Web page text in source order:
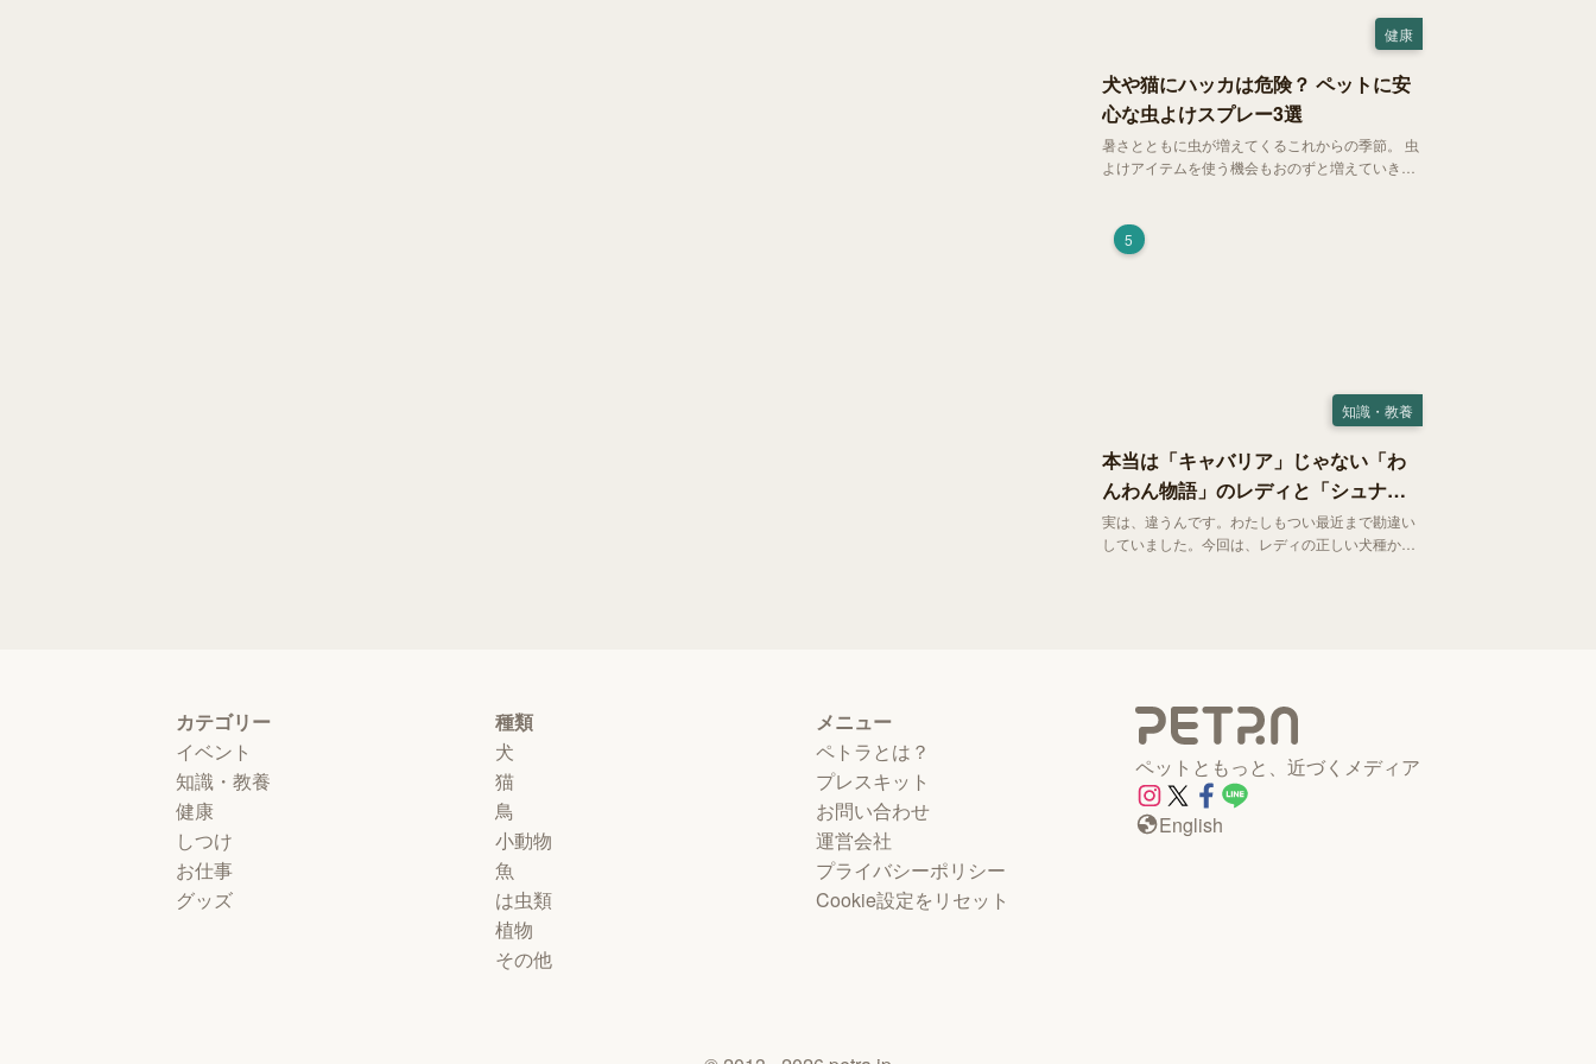
健康
犬や猫にハッカは危険？ ペットに安
心な虫よけスプレー3選
暑さとともに虫が増えてくるこれからの季節。 虫
よけアイテムを使う機会もおのずと増えていきま
健康には悪影響 だということはご存知ですか？
5
知識・教養
本当は「キャバリア」じゃない「わ
んわん物語」のレディと「シュナ」
じゃないトランプ
実は、違うんです。わたしもつい最近まで勘違い
していました。今回は、レディの正しい犬種から
カテゴリー
イベント
知識・教養
健康
しつけ
お仕事
グッズ
種類
犬
猫
鳥
小動物
魚
は虫類
植物
その他
メニュー
ペトラとは？
プレスキット
お問い合わせ
運営会社
プライバシーポリシー
Cookie設定をリセット
ペットともっと、近づくメディア
English